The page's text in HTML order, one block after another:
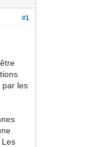
#1
par les
Les